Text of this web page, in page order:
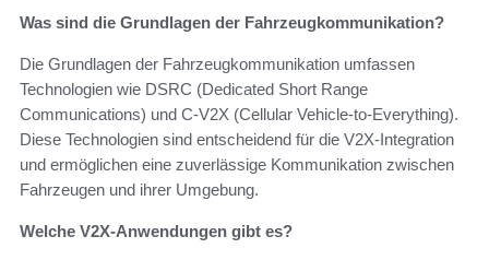
Was sind die Grundlagen der Fahrzeugkommunikation?
Die Grundlagen der Fahrzeugkommunikation umfassen
Technologien wie DSRC (Dedicated Short Range
Communications) und C-V2X (Cellular Vehicle-to-Everything).
Diese Technologien sind entscheidend für die V2X-Integration
und ermöglichen eine zuverlässige Kommunikation zwischen
Fahrzeugen und ihrer Umgebung.
Welche V2X-Anwendungen gibt es?